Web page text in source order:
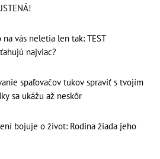
vás neletia len tak: TEST
najviac?
spaľovačov tukov spraviť s tvojím
sa ukážu až neskôr
bojuje o život: Rodina žiada jeho